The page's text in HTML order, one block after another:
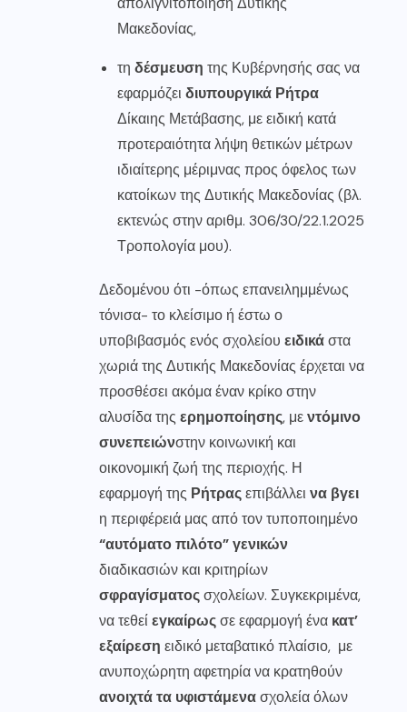
Μακεδονίας,
τη δέσμευση της Κυβέρνησής σας να
εφαρμόζει διυπουργικά Ρήτρα
Δίκαιης Μετάβασης, με ειδική κατά
προτεραιότητα λήψη θετικών μέτρων
ιδιαίτερης μέριμνας προς όφελος των
κατοίκων της Δυτικής Μακεδονίας (βλ.
εκτενώς στην αριθμ. 306/30/22.1.2025
Τροπολογία μου).
Δεδομένου ότι -όπως επανειλημμένως
τόνισα- το κλείσιμο ή έστω ο
υποβιβασμός ενός σχολείου ειδικάστα
χωριά της Δυτικής Μακεδονίας έρχεται να
προσθέσει ακόμα έναν κρίκο στην
αλυσίδα της ερημοποίησης, μεντόμινο
συνεπειώνστην κοινωνική και
οικονομική ζωή της περιοχής. Η
εφαρμογή της Ρήτραςεπιβάλλει να βγει
η περιφέρειά μας από τον τυποποιημένο
“αυτόματο πιλότο”γενικών
διαδικασιών και κριτηρίων
σφραγίσματοςσχολείων. Συγκεκριμένα,
να τεθείεγκαίρωςσε εφαρμογή ένα κατ’
εξαίρεση ειδικό μεταβατικό πλαίσιο, με
ανυποχώρητη αφετηρία να κρατηθούν
ανοιχτά τα υφιστάμενασχολεία όλων